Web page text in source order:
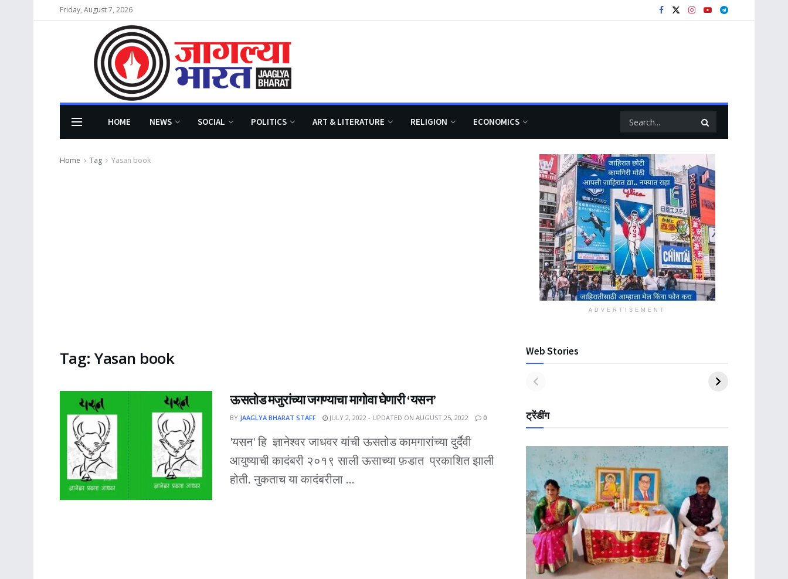
Friday, August 7, 2026
HOME NEWS SOCIAL POLITICS ART & LITERATURE RELIGION ECONOMICS
Home Tag Yasan book
Tag:Yasan book
ऊसतोड मजुरांच्या जगण्याचा मागोवा घेणारी ‘यसन’
BY JAAGLYA BHARAT STAFF JULY 2, 2022 - UPDATED ON AUGUST 25, 2022 0
'यसन' हि ज्ञानेश्वर जाधवर यांची ऊसतोड कामगारांच्या दुर्दैवी
आयुष्याची कादंबरी २०१९ साली ऊसाच्या फ़डात प्रकाशित झाली
होती. नुकताच या कादंबरीला ...
ADVERTISEMENT
Web Stories
ट्रेंडींग